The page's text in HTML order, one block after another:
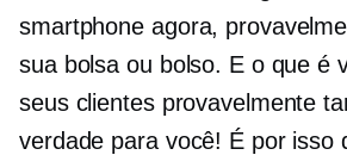
smartphone agora,
sua bolsa ou bolso. E o que é
seus clientes provavelmente
verdade para você! É por isso